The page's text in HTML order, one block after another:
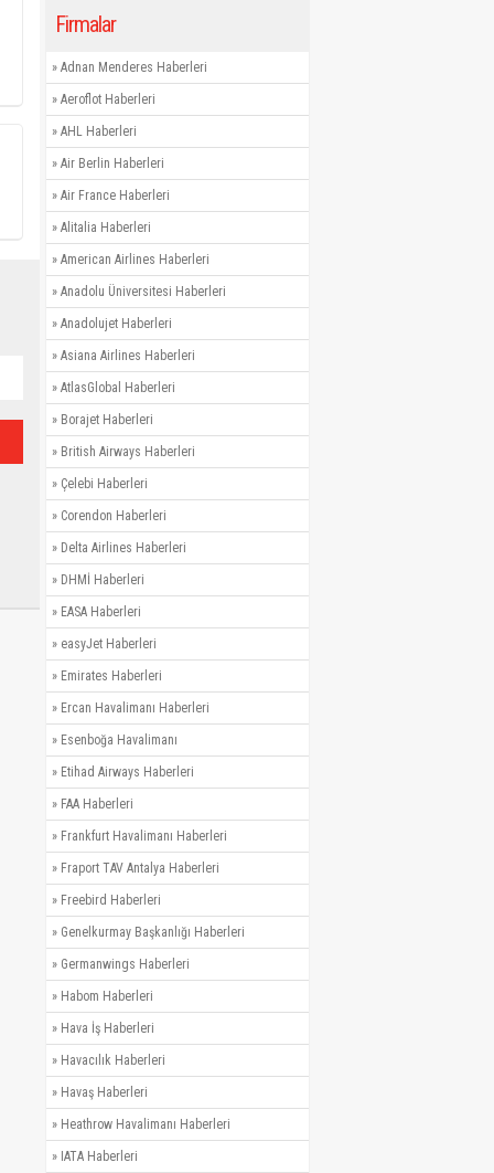
Firmalar
» Adnan Menderes Haberleri
» Aeroflot Haberleri
» AHL Haberleri
» Air Berlin Haberleri
» Air France Haberleri
» Alitalia Haberleri
» American Airlines Haberleri
» Anadolu Üniversitesi Haberleri
» Anadolujet Haberleri
» Asiana Airlines Haberleri
» AtlasGlobal Haberleri
» Borajet Haberleri
» British Airways Haberleri
» Çelebi Haberleri
» Corendon Haberleri
» Delta Airlines Haberleri
» DHMİ Haberleri
» EASA Haberleri
» easyJet Haberleri
» Emirates Haberleri
» Ercan Havalimanı Haberleri
» Esenboğa Havalimanı
» Etihad Airways Haberleri
» FAA Haberleri
» Frankfurt Havalimanı Haberleri
» Fraport TAV Antalya Haberleri
» Freebird Haberleri
» Genelkurmay Başkanlığı Haberleri
» Germanwings Haberleri
» Habom Haberleri
» Hava İş Haberleri
» Havacılık Haberleri
» Havaş Haberleri
» Heathrow Havalimanı Haberleri
» IATA Haberleri